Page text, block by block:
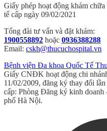
Giấy phép hoạt động khám
tế cấp ngày 09/02/2021
Tổng đài tư vấn và đặt khám:
1900558892 hoặc 0936388288
Email: cskh@thucuchospital.vn
Bệnh viện Đa khoa Quốc Tế
Giấy CNĐK hoạt động chi
11/02/2009, đăng ký thay đổi
cấp: Phòng Đăng ký kinh
phố Hà Nội.